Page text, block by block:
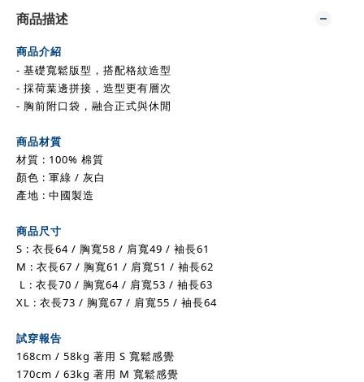
商品描述
商品介紹
- 基礎寬鬆版型，搭配格紋造型
- 採荷葉邊拼接，造型更有層次
- 胸前附口袋，融合正式與休閒
商品材質
材質 : 100% 棉質
顏色 : 軍綠 / 灰白
產地 : 中國製造
商品尺寸
S : 衣長64 / 胸寬58 / 肩寬49 / 袖長61
M : 衣長67 / 胸寬61 / 肩寬51 / 袖長62
L : 衣長70 / 胸寬64 / 肩寬53 / 袖長63
XL : 衣長73 / 胸寬67 / 肩寬55 / 袖長64
試穿報告
168cm / 58kg 著用 S 寬鬆感覺
170cm / 63kg 著用 M 寬鬆感覺